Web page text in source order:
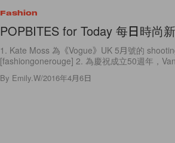
Fashion
POPBITES for Today 每日時尚
1. Kate Moss 為《Vogue》UK 5月號的
[fashiongonerouge] 2. 為慶祝成立50週年，
By Emily.W/2016年4月6日